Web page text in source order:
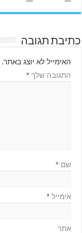
כתיבת תגובה
האימייל לא יוצג באתר.
התגובה שלך*
שם*
אימייל*
אתר